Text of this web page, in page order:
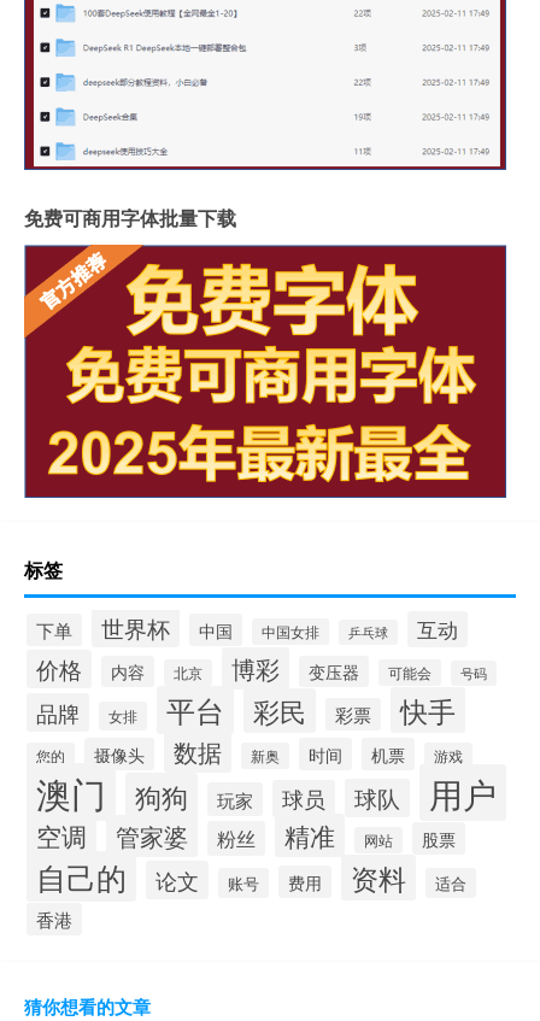
免费可商用字体批量下载
标签
下单 世界杯 中国 中国女排 乒乓球 互动
价格 内容 北京 博彩 变压器 可能会 号码
品牌 女排 平台 彩民 彩票 快手
您的 摄像头 数据 新奥 时间 机票 游戏
澳门 狗狗 玩家 球员 球队 用户
空调 管家婆 粉丝 精准 网站 股票
自己的 论文 账号 费用 资料 适合
香港
猜你想看的文章